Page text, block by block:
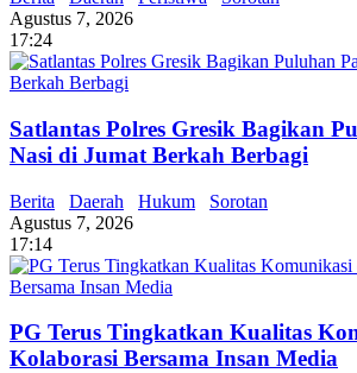
Agustus 7, 2026
17:24
Satlantas Polres Gresik Bagikan
Nasi di Jumat Berkah Berbagi
Berita Daerah Hukum
Sorotan
Agustus 7, 2026
17:14
PG Terus Tingkatkan Kualitas
Kolaborasi Bersama Insan Media